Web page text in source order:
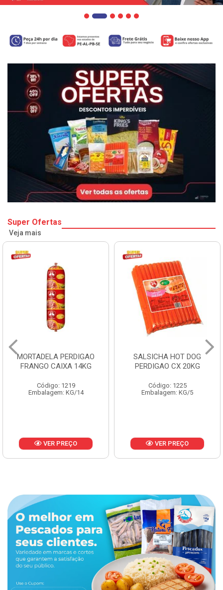
Super Ofertas
Veja mais
MORTADELA PERDIGAO
FRANGO CAIXA 14KG
Código: 1219
Embalagem: KG/14
VER PREÇO
SALSICHA HOT DOG
PERDIGAO CX 20KG
Código: 1225
Embalagem: KG/5
VER PREÇO